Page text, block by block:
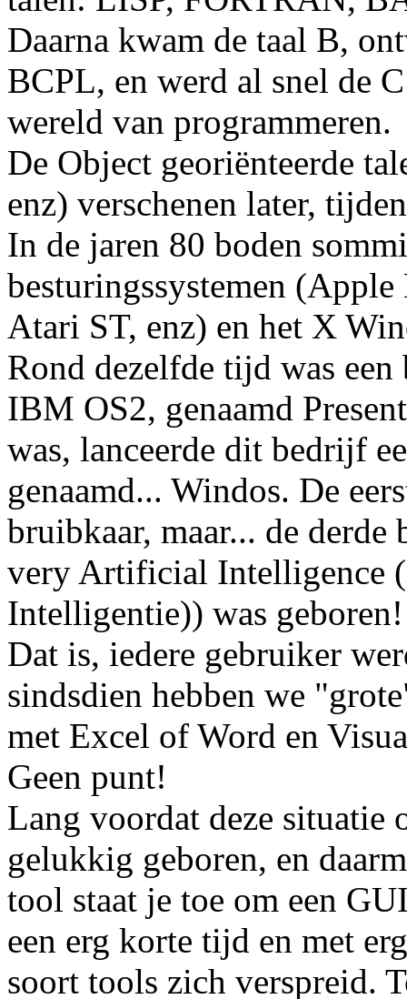
Daarna kwam de taal B,
BCPL, en werd al snel de
wereld van programmeren.
De Object georiënteerde
enz) verschenen later,
In de jaren 80 boden
besturingssystemen
Atari ST, enz) en het X
Rond dezelfde tijd was
IBM OS2, genaamd
was, lanceerde dit bedrijf
genaamd... Windos. De
bruibkaar, maar... de
very Artificial Intelligence
Intelligentie)) was geboren!
Dat is, iedere gebruiker
sindsdien hebben we
met Excel of Word en
Geen punt!
Lang voordat deze situatie
gelukkig geboren, en
tool staat je toe om een
een erg korte tijd en met
soort tools zich verspreid.